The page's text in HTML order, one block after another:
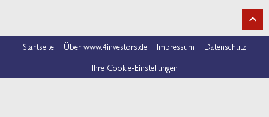
Startseite Über www.4investors.de Impressum
Datenschutz
Ihre Cookie-Einstellungen